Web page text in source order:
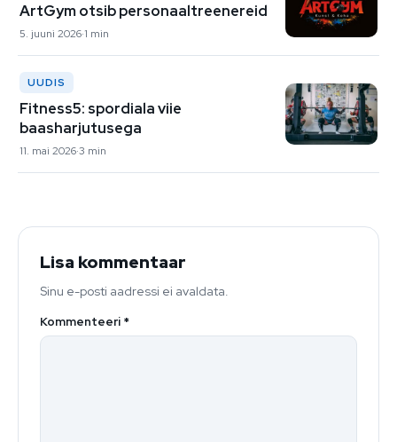
ArtGym otsib personaaltreenereid
5. juuni 2026 1 min
UUDIS
Fitness5: spordiala viie
baasharjutusega
11. mai 20263 min
Lisa kommentaar
Sinu e-posti aadressi ei avaldata.
Kommenteeri *